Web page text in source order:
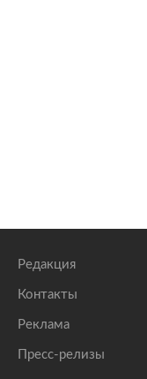
Редакция
Контакты
Реклама
Пресс-релизы